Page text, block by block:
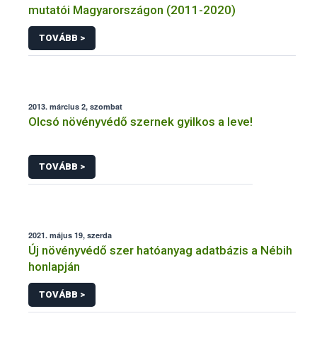
mutatói Magyarországon (2011-2020)
TOVÁBB >
2013. március 2, szombat
Olcsó növényvédő szernek gyilkos a leve!
TOVÁBB >
2021. május 19, szerda
Új növényvédő szer hatóanyag adatbázis a Nébih
honlapján
TOVÁBB >